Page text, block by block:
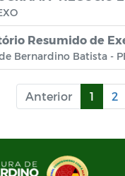
Resumido de
Bernardino Batista -
Anterior 1 2